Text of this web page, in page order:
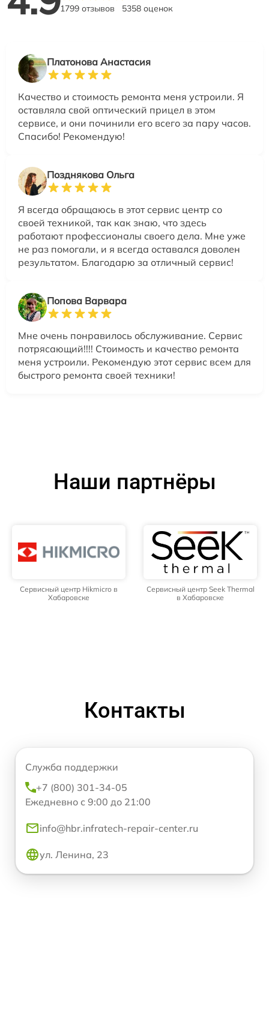
1799 отзывов 5358 оценок
Платонова Анастасия
Качество и стоимость ремонта меня устроили. Я
оставляла свой оптический прицел в этом
сервисе, и они починили его всего за пару часов.
Спасибо! Рекомендую!
Позднякова Ольга
Я всегда обращаюсь в этот сервис центр со
своей техникой, так как знаю, что здесь
работают профессионалы своего дела. Мне уже
не раз помогали, и я всегда оставался доволен
результатом. Благодарю за отличный сервис!
Попова Варвара
Мне очень понравилось обслуживание. Сервис
потрясающий!!!! Стоимость и качество ремонта
меня устроили. Рекомендую этот сервис всем для
быстрого ремонта своей техники!
Наши партнёры
Сервисный центр Hikmicro в
Хабаровске
Сервисный центр Seek Thermal
в Хабаровске
Контакты
Служба поддержки
+7 (800) 301-34-05
Ежедневно с 9:00 до 21:00
info@hbr.infratech-repair-center.ru
ул. Ленина, 23